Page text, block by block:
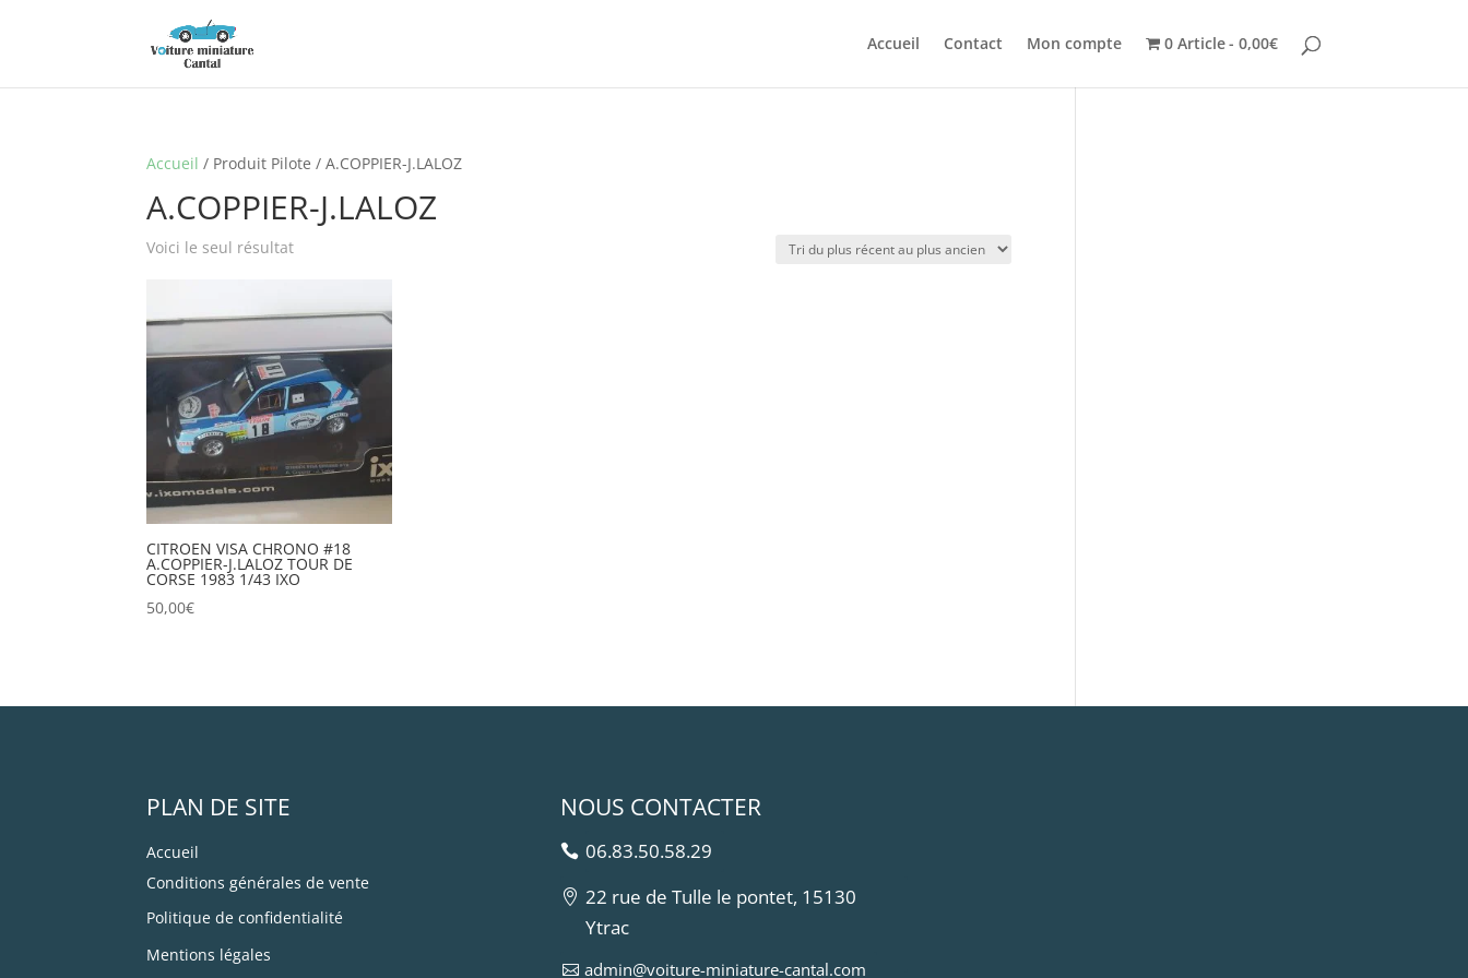
Accueil Contact Mon compte 0 Article 0,00€
Accueil / Produit Pilote / A.COPPIER-J.LALOZ
A.COPPIER-J.LALOZ
Voici le seul résultat
CITROEN VISA CHRONO #18
A.COPPIER-J.LALOZ TOUR DE
CORSE 1983 1/43 IXO
50,00€
PLAN DE SITE
Accueil
Conditions générales de vente
Politique de confidentialité
Mentions légales
NOUS CONTACTER
06.83.50.58.29
22 rue de Tulle le pontet, 15130
Ytrac
admin@voiture-miniature-cantal.com